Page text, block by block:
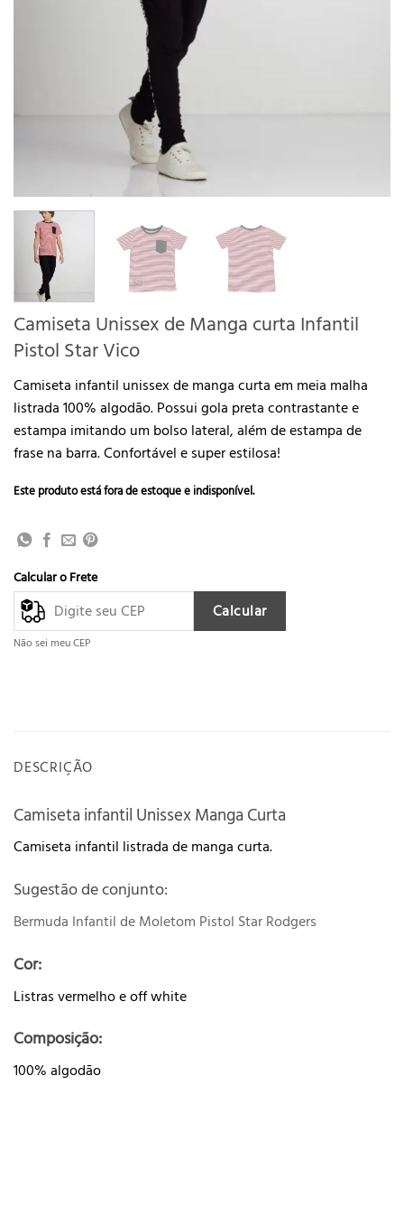
Camiseta Unissex de Manga curta Infantil
Pistol Star Vico
Camiseta infantil unissex de manga curta em meia malha
listrada 100% algodão. Possui gola preta contrastante e
estampa imitando um bolso lateral, além de estampa de
frase na barra. Confortável e super estilosa!
Este produto está fora de estoque e indisponível.
Calcular o Frete
Calcular
Não sei meu CEP
DESCRIÇÃO
Camiseta infantil Unissex Manga Curta
Camiseta infantil listrada de manga curta.
Sugestão de conjunto:
Bermuda Infantil de Moletom Pistol Star Rodgers
Cor:
Listras vermelho e off white
Composição:
100% algodão